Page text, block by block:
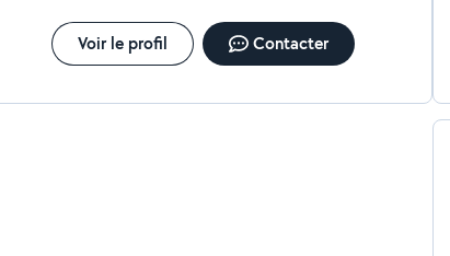
Voir le profil Contacter